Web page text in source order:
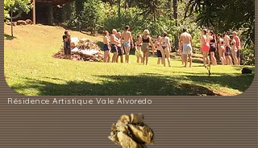
Résidence Artistique Vale Alvoredo